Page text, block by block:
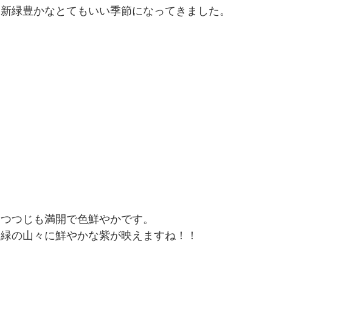
新緑豊かなとてもいい季節になってきました。
つつじも満開で色鮮やかです。
緑の山々に鮮やかな紫が映えますね！！